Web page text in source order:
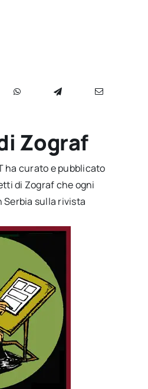
Zograf
ha curato e pubblicato
di Zograf che ogni
sulla rivista